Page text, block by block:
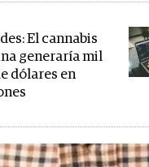
El cannabis
generaría mil
dólares en